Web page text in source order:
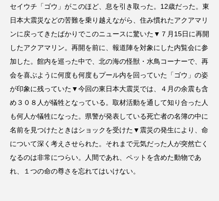
セイウチ「ゴウ」がこのほど、息を引き取った。12歳だった。東
日本大震災などの苦難を乗り越えながら、住み慣れたアクアマリ
ンに戻ってきたばかりでこのニュースに驚いた▼７月15日に再開
したアクアマリン。再開を前に、報道陣を対象にした内覧会に参
加した。館内を巡った中で、北の海の怪獣・水鳥コーナーで、再
会を喜ぶように何度も何度もプール内を回っていた「ゴウ」の姿
が印象に残っていた▼今回の東日本大震災では、４月の余震も含
め３０８人が犠牲となっている。取材活動を通して知り合った人
も何人か犠牲になった。県警が発表している死亡者の名簿の中に
名前を見つけたときはショックを受けた▼震災の発生により、命
について深く考えさせられた。それまで元気だった人が突然亡く
なるのは非常につらい。人間であれ、ペットを含めた動物であ
れ、１つの命の尊さを忘れてはいけない。